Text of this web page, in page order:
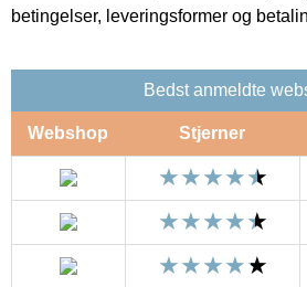
betingelser, leveringsformer og
Bedst anmeldte
Webshop Stjerner